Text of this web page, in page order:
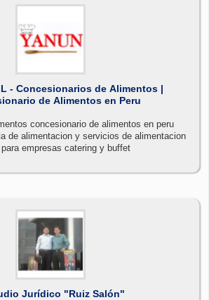
- Concesionarios de Alimentos |
de Alimentos en Peru
concesionario de alimentos en peru
de alimentacion y servicios de alimentacion
empresas catering y buffet
Jurídico "Ruiz Salón"